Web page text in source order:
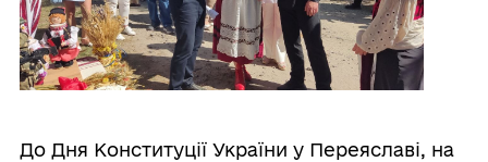
До Дня Конституції України у Переяславі, на